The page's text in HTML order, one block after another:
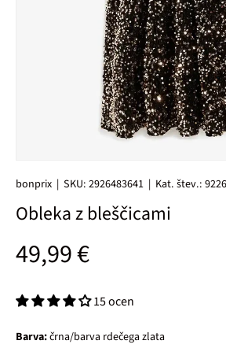
bonprix | SKU: 2926483641 | Kat. štev.:
Obleka z bleščicami
Običajna cena
49,99 €
15 ocen
Barva:črna/barva rdečega zlata